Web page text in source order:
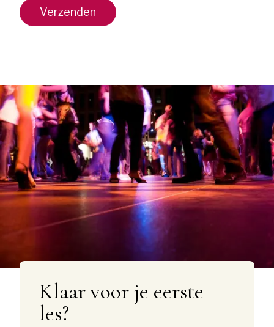
Verzenden
Klaar voor je eerste
les?